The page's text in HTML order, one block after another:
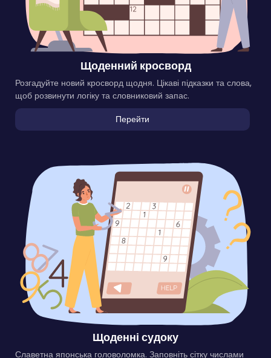
Щоденний кросворд
Розгадуйте новий кросворд щодня. Цікаві підказки та слова,
щоб розвинути логіку та словниковий запас.
Перейти
Щоденні судоку
Славетна японська головоломка. Заповніть сітку числами